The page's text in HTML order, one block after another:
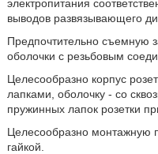
электропитания
выводов развязывающего
Предпочтительно съемную
оболочки с резьбовым
Целесообразно корпус
лапками, оболочку - со
пружинных лапок розетки
Целесообразно монтажную
гайкой.